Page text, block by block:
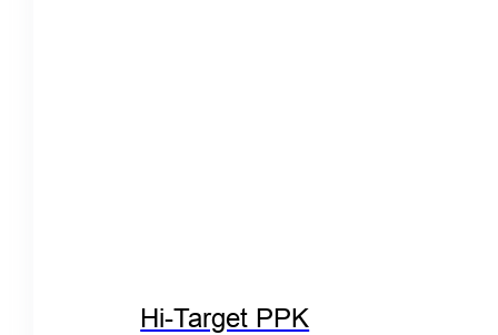
Hi-Target PPK